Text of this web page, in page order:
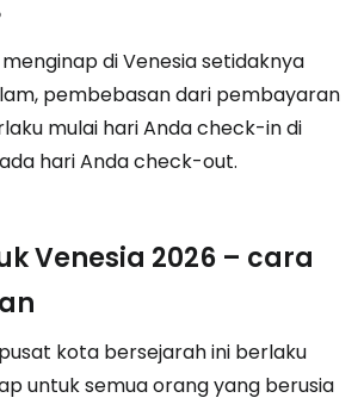
di Venesia setidaknya
pembebasan dari pembayaran
mulai hari Anda check-in di
hari Anda check-out.
Venesia 2026 – cara
kota bersejarah ini berlaku
untuk semua orang yang berusia